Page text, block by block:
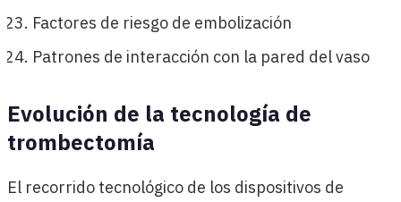
Factores de riesgo de embolización
Patrones de interacción con la pared del vaso
Evolución de la tecnología de
trombectomía
El recorrido tecnológico de los dispositivos de